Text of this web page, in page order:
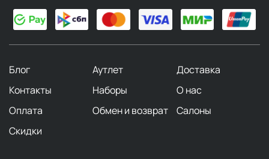
Блог Аутлет
Доставка
Контакты
Наборы
О нас
Оплата
Обмен и возврат
Салоны
Скидки